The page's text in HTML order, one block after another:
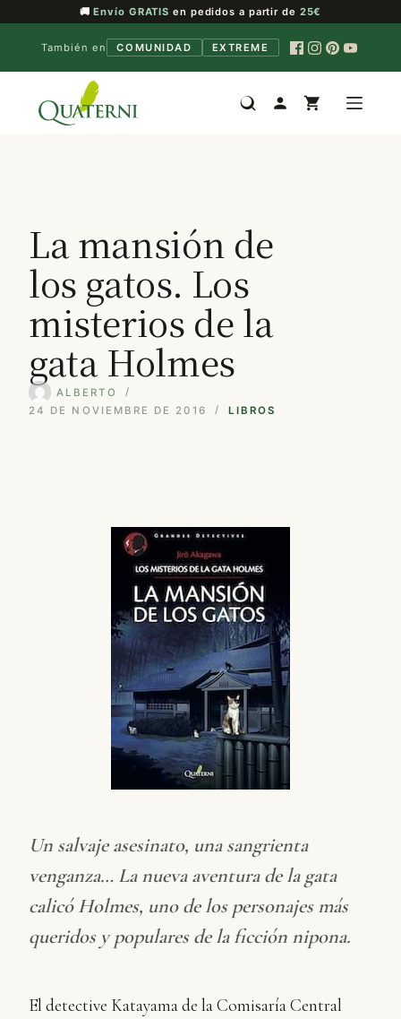
🚚Envío GRATIS en pedidos a partir de 25€
También en COMUNIDAD EXTREME
contenido
La mansión de
los gatos. Los
misterios de la
gata Holmes
ALBERTO
24 DE NOVIEMBRE DE 2016
LIBROS
Un salvaje asesinato, una sangrienta
venganza… La nueva aventura de la gata
calicó Holmes, uno de los personajes más
queridos y populares de la ficción nipona.
El detective Katayama de la Comisaría Central